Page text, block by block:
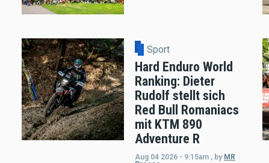
Sport
Hard Enduro World
Ranking: Dieter
Rudolf stellt sich
Red Bull Romaniacs
mit KTM 890
Adventure R
Aug 04 2026 - 9:15am , by MR